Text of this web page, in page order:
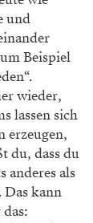
und
Beispiel
wieder,
lassen sich
erzeugen,
du, dass du
anderesals
Das kann